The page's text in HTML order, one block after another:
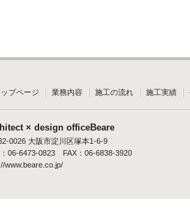
ップページ 業務内容 施工の流れ 施工実績
× design officeBeare
0026 大阪市淀川区塚本1-6-9
06-6473-0823 FAX：06-6838-3920
www.beare.co.jp/